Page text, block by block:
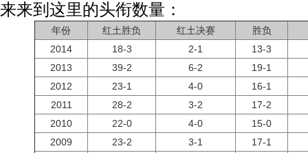
来来到这里的头衔数量：
年份 红土胜负 红土决赛
胜负
2014
18-3 2-1
13-3
2013
39-2 6-2
19-1
2012
23-1 4-0
16-1
2011
28-2 3-2
17-2
2010
22-0 4-0
15-0
2009
23-2 3-1
17-1